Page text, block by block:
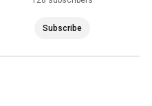
Subscribe